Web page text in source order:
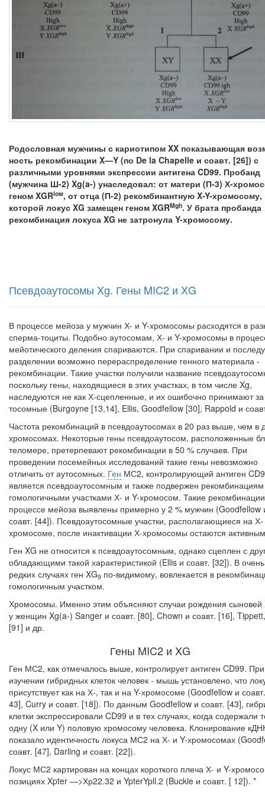
Родословная мужчины с кариотипом XX показывающая
ность рекомбинации X—Y (по De la Chapelle и соавт. [26]) с
различными уровня­ми экспрессии антигена CD99. Пробанд
(мужчина Ш-2) Xg(a-) унаследовал: от матери (П-3) Х-
геном XGRlow, от отца (П-2) рекомбинантную X-Y-хромосому,
которой локус XG замещен геном XGRMgh. У брата пробанда
реком­бинация локуса XG не затронула Y-хромосому.
Псевдоаутосомы Xg. Гены MIC2 и XG
В процессе мейоза у мужчин Х- и Y-хромосомы расходятся в
сперма-тоциты. Подобно аутосомам, Х- и Y-хромосомы в
мейотического деле­ния спариваются. При спаривании и
разделении возможно пере­распределение генного материала -
рекомбинации. Такие участки получили на­звание
поскольку гены, находящиеся в этих участках, в том числе Xg,
наследуются не как Х-сцепленные, и их ошибочно принимают
тосомные (Burgoyne [13,14], Ellis, Goodfellow [30], Rappold и
Частота рекомбинаций в псевдоаутосомах в 20 раз выше, чем в
хро­мосомах. Некоторые гены псевдоаутосом, расположенные
теломере, претерпевают рекомбинации в 50 % случаев. При
проведении посемейных ис­следований такие гены невозможно
отличить от аутосомных. Ген МС2, контро­лирующий антиген
является псевдоаутосомным и также подвержен
гомологичными участками Х- и Y-хромосом. Такие
процессе мейоза выявлены примерно у 2 % мужчин (Goodfellow
соавт. [44]). Псевдоаутосомные участки, располагающиеся на Х-
хромосоме, по­сле инактивации Х-хромосомы остаются
Ген XG не относится к псевдоаутосомным, однако сцеплен с
обла­дающими такой характеристикой (Ellis и соавт. [32]). В очень
редких случаях ген XG9 по-видимому, вовлекается в
гомологичным участком.
Хромосомы. Именно этим объясняют случаи рождения сыновей
у женщин Xg(a-) Sanger и соавт. [80], Chown и соавт. [16],
[91] и др.
Гены MIC2 и XG
Ген МС2, как отмечалось выше, контролирует антиген CD99. При
изучении гибридных клеток человек - мышь установлено, что
присутству­ет как на Х-, так и на Y-хромосоме (Goodfellow и
43], Curry и соавт. [18]). По данным Goodfellow и соавт. [43],
клетки экспрессировали CD99 и в тех случаях, когда содержали
одну (X или Y) половую хромо­сому человека. Клонирование
показало идентичность локуса МС2 на Х- и Y-хромосомах
соавт. [47], Darling и соавт. [22]).
Локус МС2 картирован на концах короткого плеча Х- и Y-
пози­циях Xpter —>Хр22.32 и YpterYpll.2 (Buckle и соавт. [ 12]). *